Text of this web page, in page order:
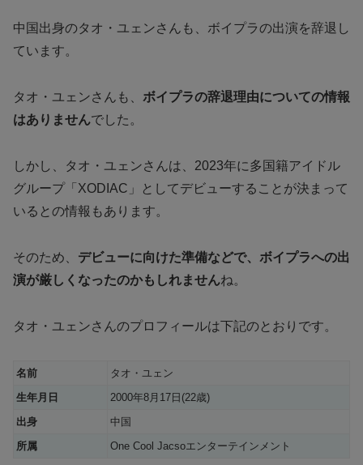
中国出身のタオ・ユェンさんも、ボイプラの出演を辞退し
ています。
タオ・ユェンさんも、 ボイプラの辞退理由についての情報
はありませんでした。
しかし、タオ・ユェンさんは、2023年に多国籍アイドル
グループ「XODIAC」としてデビューすることが決まって
いるとの情報もあります。
そのため、 デビューに向けた準備などで、ボイプラへの出
演が厳しくなったのかもしれませんね。
タオ・ユェンさんのプロフィールは下記のとおりです。
名前
タオ・ユェン
生年月日
2000年8月17日(22歳)
出身
中国
所属
One Cool Jacsoエンターテインメント